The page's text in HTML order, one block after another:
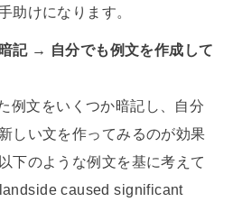
助けになります。
記 → 自分でも例文を作成して
例文をいくつか暗記し、自分
しい文を作ってみるのが効果
下のような例文を基に考えて
caused significant